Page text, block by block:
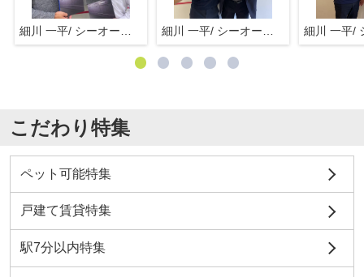
こだわり特集
ペット可能特集
戸建て賃貸特集
駅7分以内特集